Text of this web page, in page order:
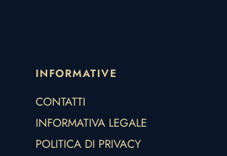
INFORMATIVE
CONTATTI
INFORMATIVA LEGALE
POLITICA DI PRIVACY